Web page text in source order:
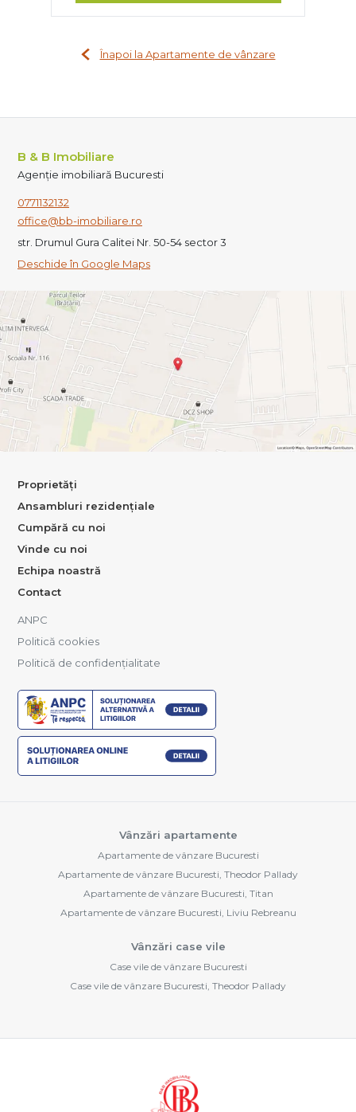
Înapoi la Apartamente de vânzare
B & B Imobiliare
Agenție imobiliară Bucuresti
0771132132
office@bb-imobiliare.ro
str. Drumul Gura Calitei Nr. 50-54 sector 3
Deschide în Google Maps
Proprietăți
Ansambluri rezidențiale
Cumpără cu noi
Vinde cu noi
Echipa noastră
Contact
ANPC
Politică cookies
Politică de confidențialitate
Vânzări apartamente
Apartamente de vânzare Bucuresti
Apartamente de vânzare Bucuresti, Theodor Pallady
Apartamente de vânzare Bucuresti, Titan
Apartamente de vânzare Bucuresti, Liviu Rebreanu
Vânzări case vile
Case vile de vânzare Bucuresti
Case vile de vânzare Bucuresti, Theodor Pallady